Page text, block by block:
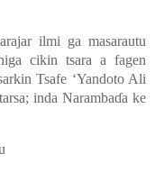
ilmi ga masarautu
cikin tsara a fagen
Tsafe ‘Yandoto Ali
inda Narambaɗa ke